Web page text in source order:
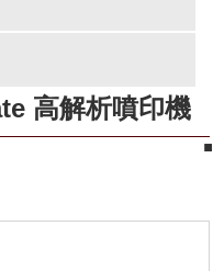
高解析噴印機